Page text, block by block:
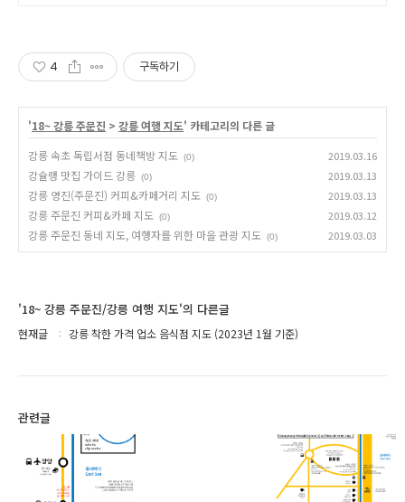
4 구독하기
'18~ 강릉 주문진 > 강릉 여행 지도' 카테고리의 다른 글
강릉 속초 독립서점 동네책방 지도 (0) 2019.03.16
강슐랭 맛집 가이드 강릉 (0) 2019.03.13
강릉 영진(주문진) 커피&카페거리 지도 (0) 2019.03.13
강릉 주문진 커피&카페 지도 (0) 2019.03.12
강릉 주문진 동네 지도, 여행자를 위한 마을 관광 지도 (0) 2019.03.03
'18~ 강릉 주문진/강릉 여행 지도'의 다른글
현재글 강릉 착한 가격 업소 음식점 지도 (2023년 1월 기준)
관련글